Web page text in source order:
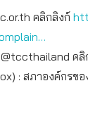
คลิกลิงก์
คลิ
: สภาองค์กรขอ